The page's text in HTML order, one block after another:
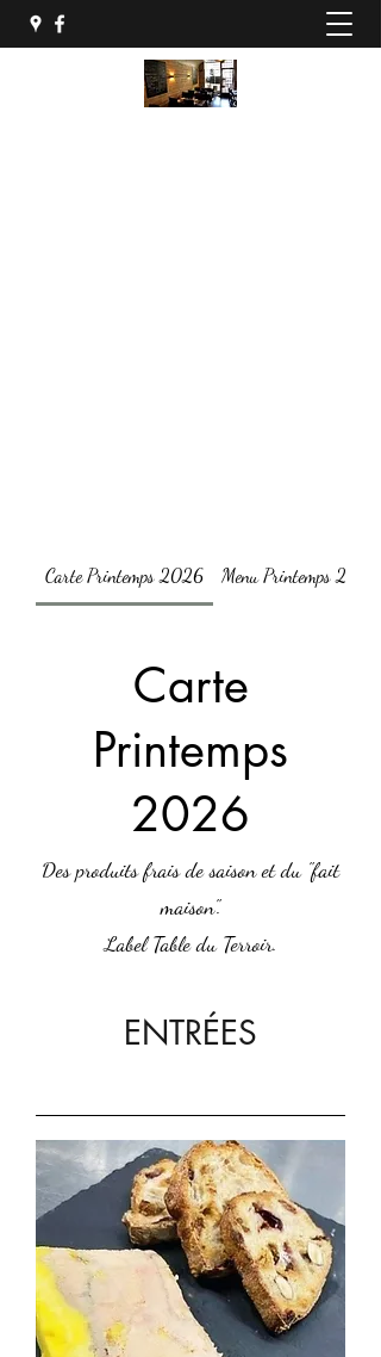
Carte Printemps 2026 Menu Printemps
Carte
Printemps
2026
Des produits frais de saison et du "fait
maison".
Label Table du Terroir.
ENTRÉES